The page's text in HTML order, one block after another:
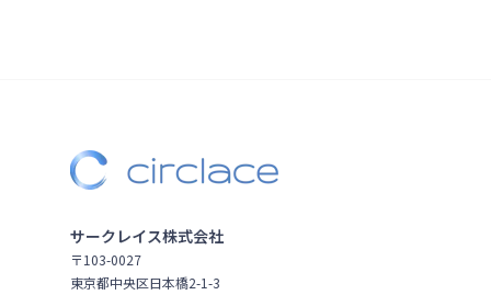
サークレイス株式会社
〒103-0027
東京都中央区日本橋2-1-3